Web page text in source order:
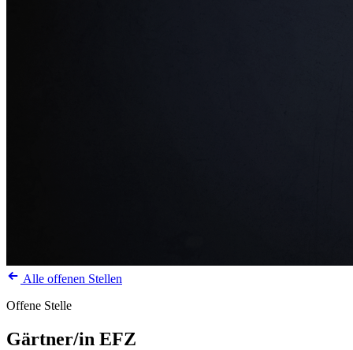
Alle offenen Stellen
Offene Stelle
Gärtner/in EFZ